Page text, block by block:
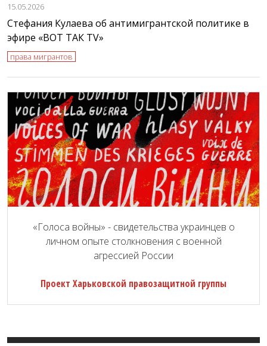
15.05.2026
Стефания Кулаева об антимигрантской политике в
эфире «ВОТ ТАК TV»
права мигрантов
«Голоса войны» - свидетельства украинцев о
личном опыте столкновения с военной
агрессией России
Проект Харьковской правозащитной группы